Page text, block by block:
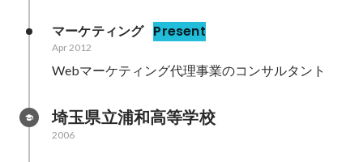
マーケティング Present
Apr 2012
Webマーケティング代理事業のコンサルタント
埼玉県立浦和高等学校
2006